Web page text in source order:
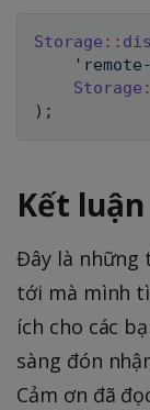
Storage ::
Storage
) ;
Kết luận
Đây là những
tới mà mình
ích cho các
sàng đón
Cảm ơn đã